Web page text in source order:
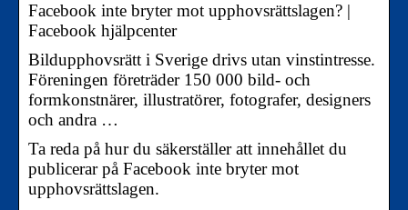
Facebook inte bryter mot upphovsrättslagen? |
Facebook hjälpcenter
Bildupphovsrätt i Sverige drivs utan vinstintresse.
Föreningen företräder 150 000 bild- och
formkonstnärer, illustratörer, fotografer, designers
och andra …
Ta reda på hur du säkerställer att innehållet du
publicerar på Facebook inte bryter mot
upphovsrättslagen.